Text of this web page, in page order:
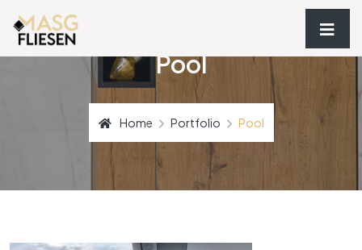
Pool
Home Portfolio Pool